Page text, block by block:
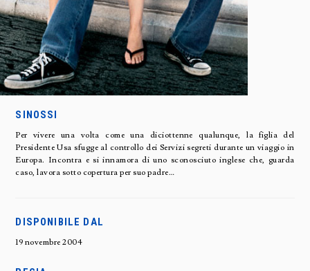
SINOSSI
Per vivere una volta come una diciottenne qualunque, la figlia del
Presidente Usa sfugge al controllo dei Servizi segreti durante un viaggio in
Europa. Incontra e si innamora di uno sconosciuto inglese che, guarda
caso, lavora sotto copertura per suo padre…
DISPONIBILE DAL
19 novembre 2004